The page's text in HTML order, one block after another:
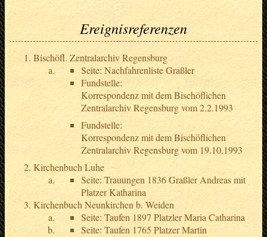
Ereignisreferenzen
Bischöfl. Zentralarchiv Regensburg
Seite: Nachfahrenliste Graßler
Fundstelle:
Korrespondenz mit dem Bischöflichen
Zentralarchiv Regensburg vom 2.2.1993
Fundstelle:
Korrespondenz mit dem Bischöflichen
Zentralarchiv Regensburg vom 19.10.1993
Kirchenbuch Luhe
Seite: Trauungen 1836 Graßler Andreas mit
Platzer Katharina
Kirchenbuch Neunkirchen b. Weiden
Seite: Taufen 1897 Platzler Maria Catharina
Seite: Taufen 1765 Platzer Martin